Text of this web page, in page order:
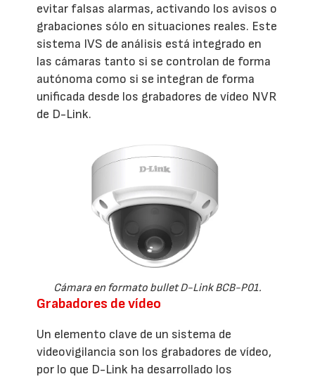
evitar falsas alarmas, activando los avisos o
grabaciones sólo en situaciones reales. Este
sistema IVS de análisis está integrado en
las cámaras tanto si se controlan de forma
autónoma como si se integran de forma
unificada desde los grabadores de vídeo NVR
de D-Link.
Cámara en formato bullet D-Link BCB-P01.
Grabadores de vídeo
Un elemento clave de un sistema de
videovigilancia son los grabadores de vídeo,
por lo que D-Link ha desarrollado los